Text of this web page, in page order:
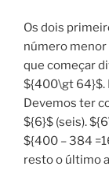
Os dois
número
que começar
${400\gt 64}$.
Devemos ter
${6}$ (seis).
${400 – 384
resto o último